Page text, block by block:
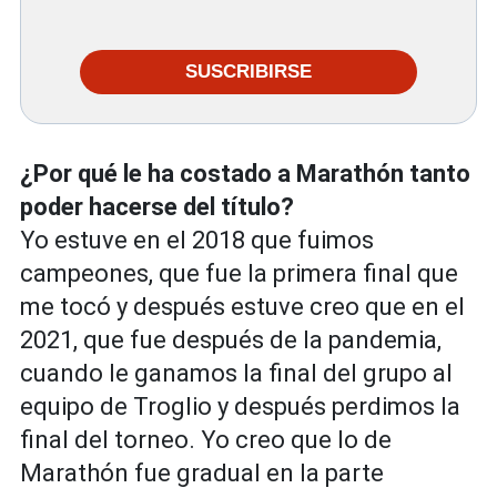
SUSCRIBIRSE
¿Por qué le ha costado a Marathón tanto
poder hacerse del título?
Yo estuve en el 2018 que fuimos
campeones, que fue la primera final que
me tocó y después estuve creo que en el
2021, que fue después de la pandemia,
cuando le ganamos la final del grupo al
equipo de Troglio y después perdimos la
final del torneo. Yo creo que lo de
Marathón fue gradual en la parte